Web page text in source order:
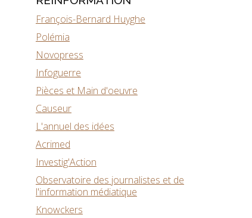
François-Bernard Huyghe
Polémia
Novopress
Infoguerre
Pièces et Main d'oeuvre
Causeur
L'annuel des idées
Acrimed
Investig'Action
Observatoire des journalistes et de
l'information médiatique
Knowckers